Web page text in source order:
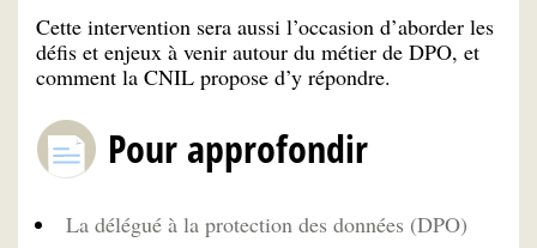
Cette intervention sera aussi l’occasion d’aborder les
défis et enjeux à venir autour du métier de DPO, et
comment la CNIL propose d’y répondre.
Pour approfondir
La délégué à la protection des données (DPO)